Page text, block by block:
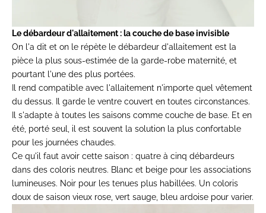
Le débardeur d'allaitement : la couche de base invisible
On l'a dit et on le répète le débardeur d'allaitement est la
pièce la plus sous-estimée de la garde-robe maternité, et
pourtant l'une des plus portées.
Il rend compatible avec l'allaitement n'importe quel vêtement
du dessus. Il garde le ventre couvert en toutes circonstances.
Il s'adapte à toutes les saisons comme couche de base. Et en
été, porté seul, il est souvent la solution la plus confortable
pour les journées chaudes.
Ce qu'il faut avoir cette saison : quatre à cinq débardeurs
dans des coloris neutres. Blanc et beige pour les associations
lumineuses. Noir pour les tenues plus habillées. Un coloris
doux de saison vieux rose, vert sauge, bleu ardoise pour varier.